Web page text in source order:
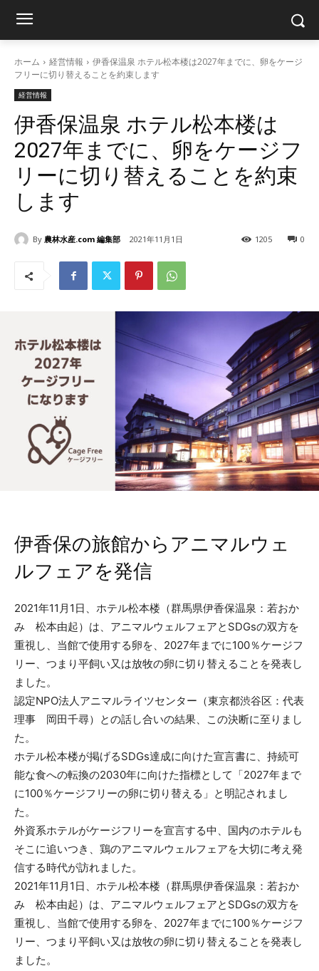
ホーム 経営情報
伊香保温泉 ホテル松本楼は2027年までに、卵をケージ
フリーに切り替えることを約束します
経営情報
伊香保温泉 ホテル松本楼は
2027年までに、卵をケージフ
リーに切り替えることを約束
します
By 農林水産.com 編集部 2021年11月1日 0
1205
伊香保の旅館からアニマルウェ
ルフェアを発信
2021年11月1日、ホテル松本楼（群馬県伊香保温泉：若おか
み 松本由起）は、アニマルウェルフェアとSDGsの双方を
重視し、当館で使用する卵を、2027年までに100％ケージフ
リー、つまり平飼い又は放牧の卵に切り替えることを発表し
ました。
認定NPO法人アニマルライツセンター（東京都渋谷区：代表
理事 岡田千尋）との話し合いの結果、この決断に至りまし
た。
ホテル松本楼が掲げるSDGs達成に向けた宣言書に、持続可
能な食への転換の2030年に向けた指標として「2027年まで
に100％ケージフリーの卵に切り替える」と明記されまし
た。
外資系ホテルがケージフリーを宣言する中、国内のホテルも
そこに追いつき、鶏のアニマルウェルフェアを大切に考え発
信する時代が訪れました。
2021年11月1日、ホテル松本楼（群馬県伊香保温泉：若おか
み 松本由起）は、アニマルウェルフェアとSDGsの双方を
重視し、当館で使用する卵を、2027年までに100％ケージフ
リー、つまり平飼い又は放牧の卵に切り替えることを発表し
ました。